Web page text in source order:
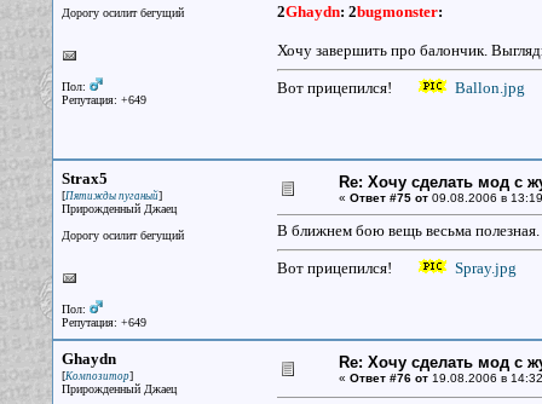
Дорогу осилит бегущий
Пол:
Репутация: +649
2Ghaydn: 2bugmonster:
Хочу завершить про балончик.
Вот прицепился! Ballon.jpg
Strax5
[Пятижды пуганый]
Прирожденный Джаец
Дорогу осилит бегущий
Пол:
Репутация: +649
Re: Хочу сделать мод с
« Ответ #75 от09.08.2006 в
В ближнем бою вещь весьма
Вот прицепился! Spray.jpg
Ghaydn
[Композитор]
Прирожденный Джаец
Re: Хочу сделать мод с
« Ответ #76 от19.08.2006 в